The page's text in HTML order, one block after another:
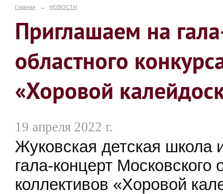
Главная → НОВОСТИ
Приглашаем на
областного
«Хоровой
19 апреля 2022 г.
Жуковская детская школа
гала-концерт Московского
коллективов «Хоровой